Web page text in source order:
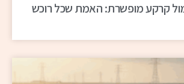
קרקע מופשרת: האמת שכל רוכש